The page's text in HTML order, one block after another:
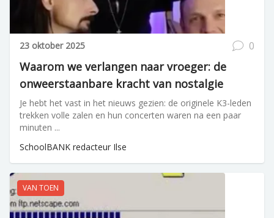
23 oktober 2025 0
Waarom we verlangen naar vroeger: de
onweerstaanbare kracht van nostalgie
Je hebt het vast in het nieuws gezien: de originele K3-leden
trekken volle zalen en hun concerten waren na een paar
minuten ...
SchoolBANK redacteur Ilse
VAN TOEN